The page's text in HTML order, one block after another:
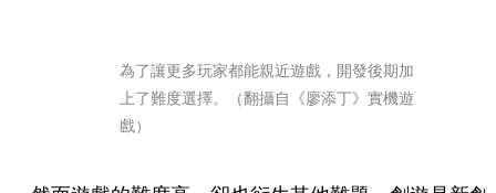
為了讓更多玩家都能親近遊戲，開發後期加
上了難度選擇。（翻攝自《廖添丁》實機遊
戲）